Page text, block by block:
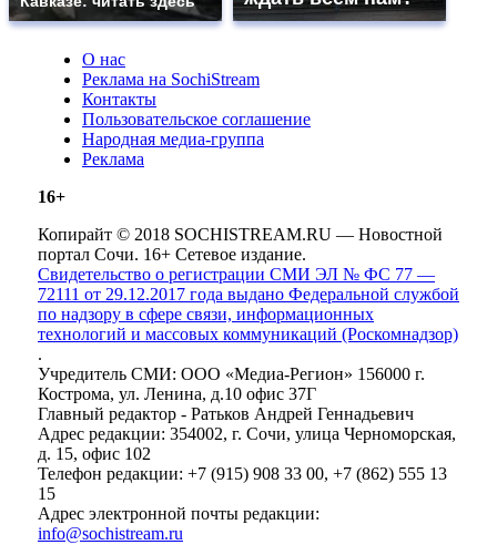
О нас
Реклама на SochiStream
Контакты
Пользовательское соглашение
Народная медиа-группа
Реклама
16+
Копирайт © 2018 SOCHISTREAM.RU — Новостной
портал Сочи. 16+ Сетевое издание.
Свидетельство о регистрации СМИ ЭЛ № ФС 77 —
72111 от 29.12.2017 года выдано Федеральной службой
по надзору в сфере связи, информационных
технологий и массовых коммуникаций (Роскомнадзор)
.
Учредитель СМИ: ООО «Медиа-Регион» 156000 г.
Кострома, ул. Ленина, д.10 офис 37Г
Главный редактор - Ратьков Андрей Геннадьевич
Адрес редакции: 354002, г. Сочи, улица Черноморская,
д. 15, офис 102
Телефон редакции: +7 (915) 908 33 00, +7 (862) 555 13
15
Адрес электронной почты редакции:
info@sochistream.ru